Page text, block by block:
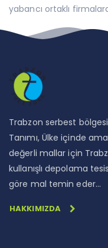
yabancı ortaklı
Trabzon serbest
Tanımı, Ülke içinde
değerli mallar için
kullanışlı depolama
göre mal temin eder…
HAKKIMIZDA